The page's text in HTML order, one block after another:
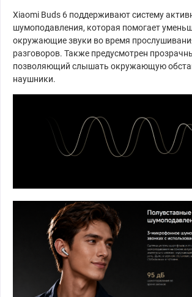
Xiaomi Buds 6 поддерживают систему
шумоподавления, которая помогает
окружающие звуки во время
разговоров. Также предусмотрен
позволяющий слышать окружающую
наушники.